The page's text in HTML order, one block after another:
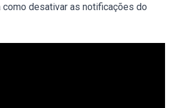
como desativar as notificações do